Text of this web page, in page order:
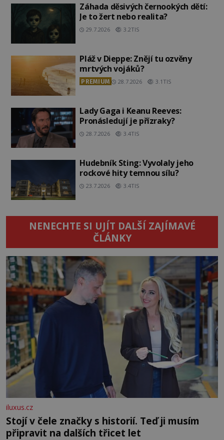
Záhada děsivých černookých dětí:
Je to žert nebo realita?
29.7.2026 3.2TIS
Pláž v Dieppe: Znějí tu ozvěny
mrtvých vojáků?
PREMIUM 28.7.2026 3.1TIS
Lady Gaga i Keanu Reeves:
Pronásledují je přízraky?
28.7.2026 3.4TIS
Hudebník Sting: Vyvolaly jeho
rockové hity temnou sílu?
23.7.2026 3.4TIS
NENECHTE SI UJÍT DALŠÍ ZAJÍMAVÉ
ČLÁNKY
iluxus.cz
Stojí v čele značky s historií. Teď ji musím
připravit na dalších třicet let